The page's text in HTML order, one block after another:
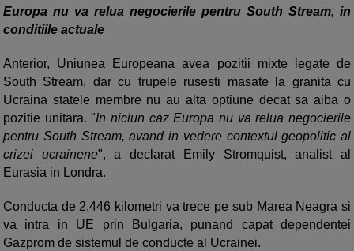
Europa nu va relua negocierile pentru South Stream, in
conditiile actuale
Anterior, Uniunea Europeana avea pozitii mixte legate de
South Stream, dar cu trupele rusesti masate la granita cu
Ucraina statele membre nu au alta optiune decat sa aiba o
pozitie unitara. "In niciun caz Europa nu va relua negocierile
pentru South Stream, avand in vedere contextul geopolitic al
crizei ucrainene", a declarat Emily Stromquist, analist al
Eurasia in Londra.
Conducta de 2.446 kilometri va trece pe sub Marea Neagra si
va intra in UE prin Bulgaria, punand capat dependentei
Gazprom de sistemul de conducte al Ucrainei.